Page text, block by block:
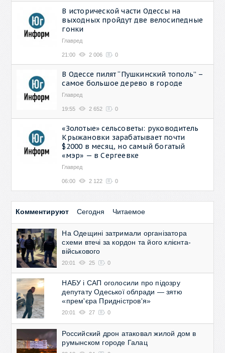
В исторической части Одессы на
выходных пройдут две велосипедные
гонки
Главред
21:00 2 006 0
В Одессе пилят “Пушкинский тополь” –
самое большое дерево в городе
Главред
19:55 2 652 0
«Золотые» сельсоветы: руководитель
Крыжановки зарабатывает почти
$2000 в месяц, но самый богатый
«мэр» — в Сергеевке
Главред
06:00 2 122 0
Комментируют Сегодня Читаемое
На Одещині затримали організатора
схеми втечі за кордон та його клієнта-
військового
20:01 25 0
НАБУ і САП оголосили про підозру
депутату Одеської облради — зятю
«прем'єра Придністров'я»
20:01 27 0
Российский дрон атаковал жилой дом в
румынском городе Галац